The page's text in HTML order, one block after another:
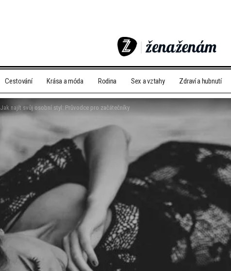
Cestování Krása a móda Rodina Sex a vztahy Zdraví a hubnutí
Jak najít svůj osobní styl: Průvodce pro začátečníky